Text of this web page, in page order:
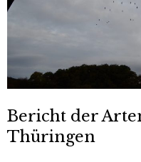
Bericht der
Thüringen